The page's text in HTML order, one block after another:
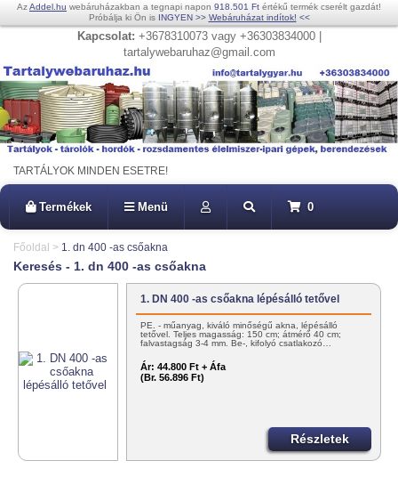
AzAddel.hu webáruházakban a tegnapi napon 918.501 Ft értékű termék cserélt gazdát!
Próbálja ki Ön is INGYEN >> Webáruházat indítok! <<
Kapcsolat: +3678310073 vagy +36303834000 |
tartalywebaruhaz@gmail.com
TARTÁLYOK MINDEN ESETRE!
Termékek Menü 0
Főoldal > 1. dn 400 -as csőakna
Keresés - 1. dn 400 -as csőakna
1. DN 400 -as csőakna lépésálló tetővel
PE. - műanyag, kiváló minőségű akna, lépésálló
tetővel. Teljes magasság: 150 cm; átmérő 40 cm;
falvastagság 3-4 mm. Be-, kifolyó csatlakozó…
Ár: 44.800 Ft + Áfa
(Br. 56.896 Ft)
Részletek